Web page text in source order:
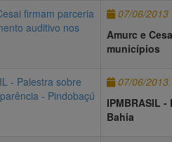
07/06/2013
Amurc e
municípios
07/06/2013
IPMBRASIL
Bahia